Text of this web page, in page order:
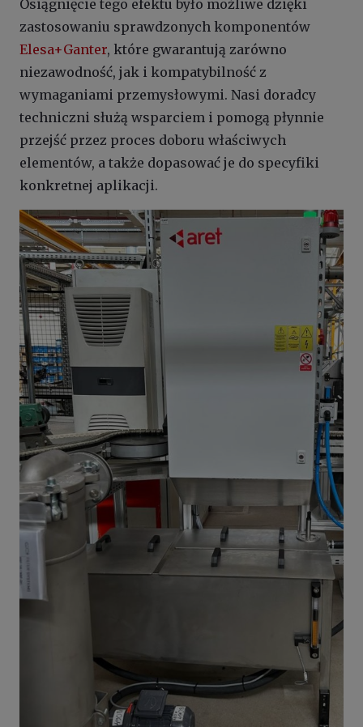
Osiągnięcie tego efektu było możliwe dzięki
zastosowaniu sprawdzonych komponentów
Elesa+Ganter, które gwarantują zarówno
niezawodność, jak i kompatybilność z
wymaganiami przemysłowymi. Nasi doradcy
techniczni służą wsparciem i pomogą płynnie
przejść przez proces doboru właściwych
elementów, a także dopasować je do specyfiki
konkretnej aplikacji.